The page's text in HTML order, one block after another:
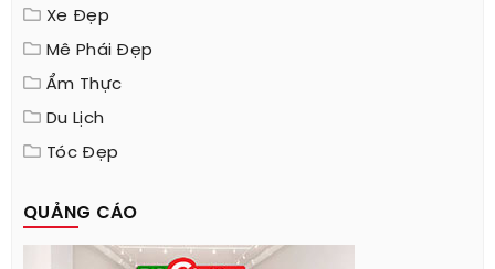
Xe Đẹp
Mê Phái Đẹp
Ẩm Thực
Du Lịch
Tóc Đẹp
QUẢNG CÁO